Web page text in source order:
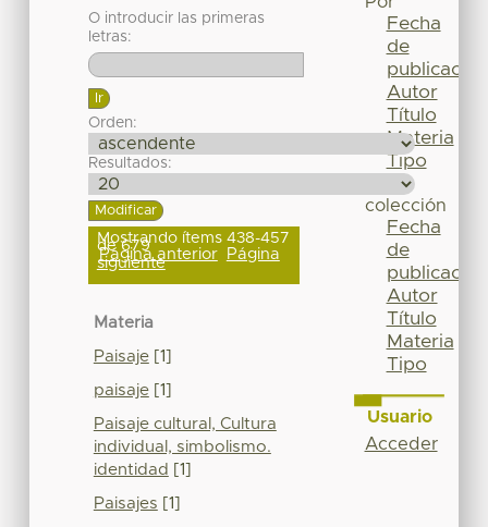
O introducir las primeras
letras:
Orden:
Resultados:
Mostrando ítems 438-457
de 679
Página anterior Página
siguiente
Materia
Paisaje[1]
paisaje[1]
Paisaje cultural, Cultura
individual, simbolismo.
identidad [1]
Paisajes [1]
Fecha
de
publicación
Autor
Título
Materia
Tipo
colección
Fecha
de
publicación
Autor
Título
Materia
Tipo
Usuario
Acceder